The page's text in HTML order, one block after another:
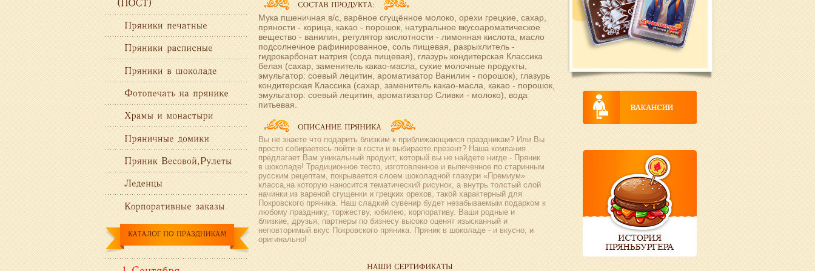
Мука пшеничная в/с, варёное сгущённое молоко, орехи грецкие, сахар,
пряности - корица, какао - порошок, натуральное вкусоароматическое
вещество - ванилин, регулятор кислотности - лимонная кислота, масло
подсолнечное рафинированное, соль пищевая, разрыхлитель -
гидрокарбонат натрия (сода пищевая), глазурь кондитерская Классика
белая (сахар, заменитель какао-масла, сухие молочные продукты,
эмульгатор: соевый лецитин, ароматизатор Ванилин - порошок), глазурь
кондитерская Классика (сахар, заменитель какао-масла, какао - порошок,
эмульгатор: соевый лецитин, ароматизатор Сливки - молоко), вода
питьевая.
Вы не знаете что подарить близким к приближающимся праздникам? Или Вы
просто собираетесь пойти в гости и выбираете презент? Наша компания
предлагает Вам уникальный продукт, который вы не найдете нигде - Пряник
в шоколаде! Традиционное тесто, изготовленное и выпеченное по старинным
русским рецептам, покрывается слоем шоколадной глазури «Премиум»
класса,на которую наносится тематический рисунок, а внутрь толстый слой
начинки из вареной сгущенки и грецких орехов, такой характерный для
Покровского пряника. Наш сладкий сувенир будет незабываемым подарком к
любому празднику, торжеству, юбилею, корпоративу. Ваши родные и
близкие, друзья, партнеры по бизнесу высоко оценят изысканный и
неповторимый вкус Покровского пряника. Пряник в шоколаде - и вкусно, и
оригинально!